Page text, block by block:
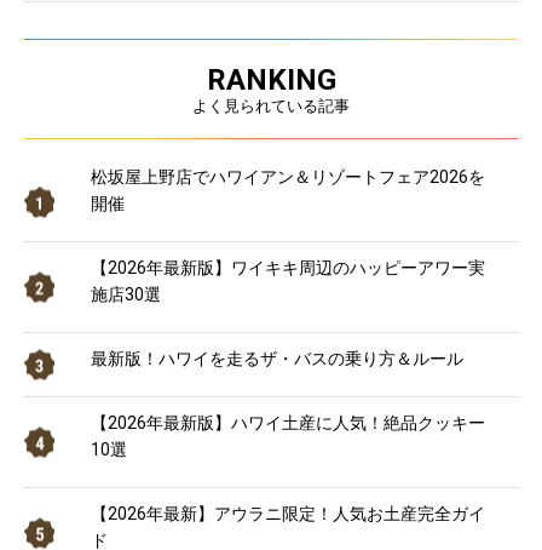
RANKING
よく見られている記事
松坂屋上野店でハワイアン＆リゾートフェア2026を
開催
【2026年最新版】ワイキキ周辺のハッピーアワー実
施店30選
最新版！ハワイを走るザ・バスの乗り方＆ルール
【2026年最新版】ハワイ土産に人気！絶品クッキー
10選
【2026年最新】アウラニ限定！人気お土産完全ガイ
ド